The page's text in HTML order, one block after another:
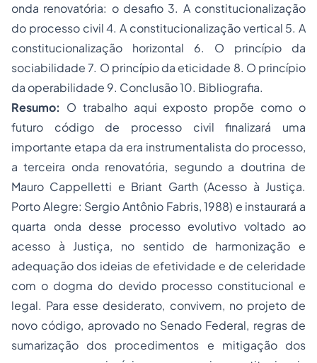
onda renovatória: o desafio 3. A constitucionalização
do processo civil 4. A constitucionalização vertical 5. A
constitucionalização horizontal 6. O princípio da
sociabilidade 7. O princípio da eticidade 8. O princípio
da operabilidade 9. Conclusão 10. Bibliografia.
Resumo: O trabalho aqui exposto propõe como o
futuro código de processo civil finalizará uma
importante etapa da era instrumentalista do processo,
a terceira onda renovatória, segundo a doutrina de
Mauro Cappelletti e Briant Garth (Acesso à Justiça.
Porto Alegre: Sergio Antônio Fabris, 1988) e instaurará a
quarta onda desse processo evolutivo voltado ao
acesso à Justiça, no sentido de harmonização e
adequação dos ideias de efetividade e de celeridade
com o dogma do devido processo constitucional e
legal. Para esse desiderato, convivem, no projeto de
novo código, aprovado no Senado Federal, regras de
sumarização dos procedimentos e mitigação dos